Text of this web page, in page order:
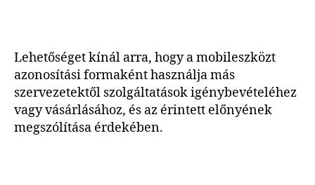
Lehetőséget kínál arra, hogy a mobileszközt
azonosítási formaként használja más
szervezetektől szolgáltatások igénybevételéhez
vagy vásárlásához, és az érintett előnyének
megszólítása érdekében.